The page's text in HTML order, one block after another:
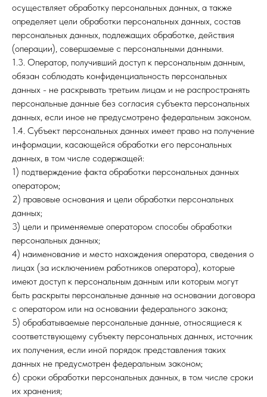
осуществляет обработку персональных данных, а также
определяет цели обработки персональных данных, состав
персональных данных, подлежащих обработке, действия
(операции), совершаемые с персональными данными.
1.3. Оператор, получивший доступ к персональным данным,
обязан соблюдать конфиденциальность персональных
данных - не раскрывать третьим лицам и не распространять
персональные данные без согласия субъекта персональных
данных, если иное не предусмотрено федеральным законом.
1.4. Субъект персональных данных имеет право на получение
информации, касающейся обработки его персональных
данных, в том числе содержащей:
1) подтверждение факта обработки персональных данных
оператором;
2) правовые основания и цели обработки персональных
данных;
3) цели и применяемые оператором способы обработки
персональных данных;
4) наименование и место нахождения оператора, сведения о
лицах (за исключением работников оператора), которые
имеют доступ к персональным данным или которым могут
быть раскрыты персональные данные на основании договора
с оператором или на основании федерального закона;
5) обрабатываемые персональные данные, относящиеся к
соответствующему субъекту персональных данных, источник
их получения, если иной порядок представления таких
данных не предусмотрен федеральным законом;
6) сроки обработки персональных данных, в том числе сроки
их хранения;